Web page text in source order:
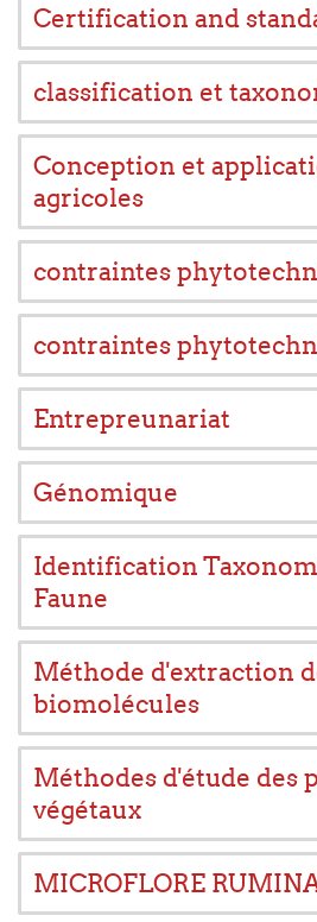
Certification and
classification et
Conception et
agricoles
contraintes
contraintes
Entrepreunariat
Génomique
Identification
Faune
Méthode d'extraction
biomolécules
Méthodes d'étude des
végétaux
MICROFLORE